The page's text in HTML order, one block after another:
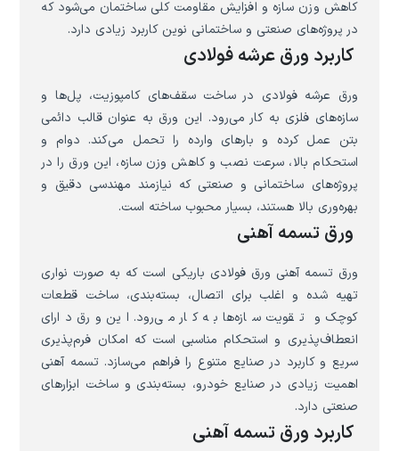
کاهش وزن سازه و افزایش مقاومت کلی ساختمان می‌شود که
در پروژه‌های صنعتی و ساختمانی نوین کاربرد زیادی دارد.
کاربرد ورق عرشه فولادی
ورق عرشه فولادی در ساخت سقف‌های کامپوزیت، پل‌ها و
سازه‌های فلزی به کار می‌رود. این ورق به عنوان قالب دائمی
بتن عمل کرده و بارهای وارده را تحمل می‌کند. دوام و
استحکام بالا، سرعت نصب و کاهش وزن سازه، این ورق را در
پروژه‌های ساختمانی و صنعتی که نیازمند مهندسی دقیق و
بهره‌وری بالا هستند، بسیار محبوب ساخته است.
ورق تسمه آهنی
ورق تسمه آهنی ورق فولادی باریکی است که به صورت نواری
تهیه شده و اغلب برای اتصال، بسته‌بندی، ساخت قطعات
کوچک و تقویت سازه‌ها به کار می‌رود. این ورق دارای
انعطاف‌پذیری و استحکام مناسبی است که امکان فرم‌پذیری
سریع و کاربرد در صنایع متنوع را فراهم می‌سازد. تسمه آهنی
اهمیت زیادی در صنایع خودرو، بسته‌بندی و ساخت ابزارهای
صنعتی دارد.
کاربرد ورق تسمه آهنی